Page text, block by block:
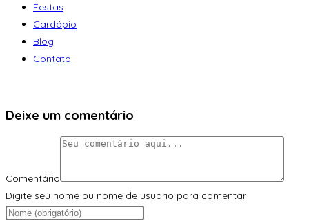
Festas
Cardápio
Blog
Contato
Deixe um comentário
Comentário
Digite seu nome ou nome de usuário para comentar